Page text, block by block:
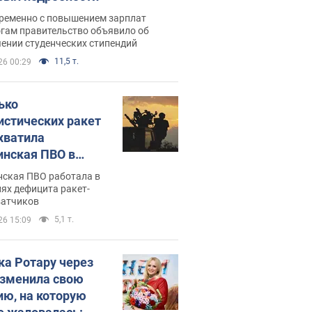
с повышением зарплат
правительство объявило об
студенческих стипендий
00:29 11,5 т.
ракет
ПВО в
в Минобороны
цифру
ПВО работала в
дефицита ракет-
15:09 5,1 т.
Ротару через
свою
на которую